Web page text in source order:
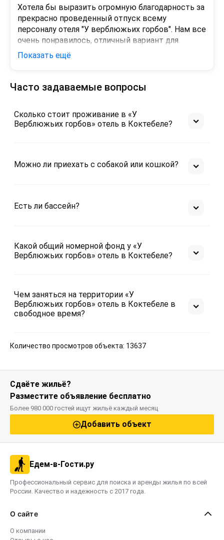
Хотела бы выразить огромную благодарность за
прекрасно проведенный отпуск всему
персоналу отеля "У верблюжьих горбов". Нам все
очень понравилось, отличный вариант для
отдыха в Крыму. При удобном случае приедем
Все понравилось.
Показать ещё
Часто задаваемые вопросы
Сколько стоит проживание в «У
Верблюжьих горбов» отель в Коктебеле?
Можно ли приехать с собакой или кошкой?
Есть ли бассейн?
Какой общий номерной фонд у «У
Верблюжьих горбов» отель в Коктебеле?
Чем заняться на территории «У
Верблюжьих горбов» отель в Коктебеле в
свободное время?
Количество просмотров объекта: 13637
Сдаёте жильё?
Разместите объявление бесплатно
Более 980 000 гостей ищут жильё каждый месяц
Добавить объект
Едем-в-Гости.ру
Профессиональный сервис для поиска и аренды жилья по всей
России. Качество и надежность с 2017 года.
О сайте
О компании